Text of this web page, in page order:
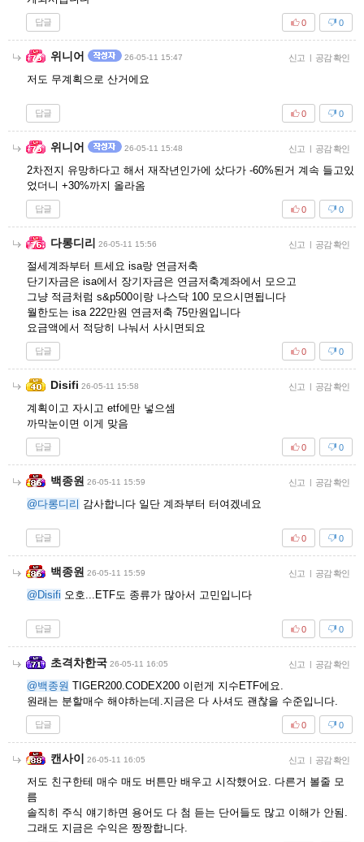
답글 0
0
위니어 26-05-11 15:47 신고 | 공감 확인
저도 무계획으로 산거에요
답글 0
0
위니어 26-05-11 15:48 신고 | 공감 확인
2차전지 유망하다고 해서 재작년인가에 샀다가 -60%된거 계속 들고있
었더니 +30%까지 올라옴
답글 0
0
다롱디리 26-05-11 15:56 신고 | 공감 확인
절세계좌부터 트세요 isa랑 연금저축
단기자금은 isa에서 장기자금은 연금저축계좌에서 모으고
그냥 적금처럼 s&p500이랑 나스닥 100 모으시면됩니다
월한도는 isa 222만원 연금저축 75만원입니다
요금액에서 적당히 나눠서 사시면되요
답글 0
0
Disifi 26-05-11 15:58 신고 | 공감 확인
계획이고 자시고 etf에만 넣으셈
까막눈이면 이게 맞음
답글 0
0
백종원 26-05-11 15:59 신고 | 공감 확인
@다롱디리 감사합니다 일단 계좌부터 터여겠네요
답글 0
0
백종원 26-05-11 15:59 신고 | 공감 확인
@Disifi 오호...ETF도 종류가 많아서 고민입니다
답글 0
0
초격차한국 26-05-11 16:05 신고 | 공감 확인
@백종원 TIGER200.CODEX200 이런게 지수ETF에요.
원래는 분할매수 해야하는데.지금은 다 사셔도 괜찮을 수준입니다.
답글 0
0
캔사이 26-05-11 16:05 신고 | 공감 확인
저도 친구한테 매수 매도 버튼만 배우고 시작했어요. 다른거 볼줄 모
름
솔직히 주식 얘기하면 용어도 다 첨 듣는 단어들도 많고 이해가 안됨.
그래도 지금은 수익은 짱짱합니다.